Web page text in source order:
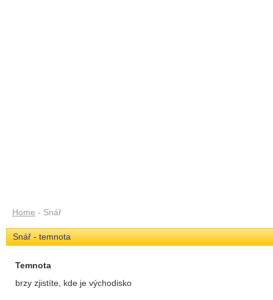
Home - Snář
Snář - temnota
Temnota
brzy zjistíte, kde je východisko